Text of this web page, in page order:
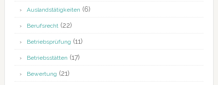
Auslandstätigkeiten (6)
Berufsrecht(22)
Betriebsprüfung (11)
Betriebsstätten (17)
Bewertung (21)